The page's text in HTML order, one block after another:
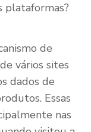
plataformas?
de
vários sites
dados de
Essas
nas